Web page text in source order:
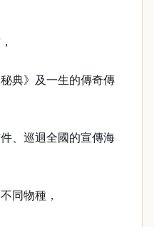
典》及一生的傳奇傳
、巡迴全國的宣傳海
同物種，